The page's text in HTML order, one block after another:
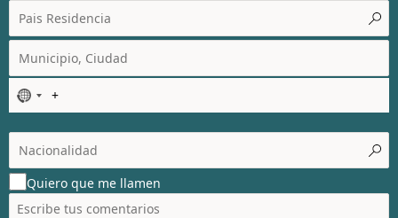
N
o
c
o
u
n
t
Quiero que me llamen